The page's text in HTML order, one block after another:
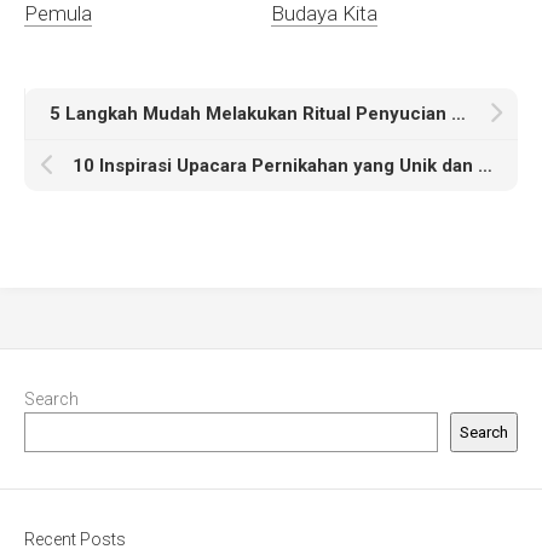
Pemula Budaya Kita
5 Langkah Mudah Melakukan Ritual Penyucian di Rumah
10 Inspirasi Upacara Pernikahan yang Unik dan Berkesan
Search
Search
Recent Posts